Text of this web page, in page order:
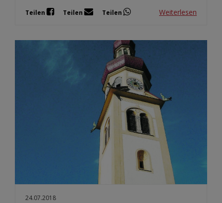
Teilen Teilen Teilen Weiterlesen
24.07.2018